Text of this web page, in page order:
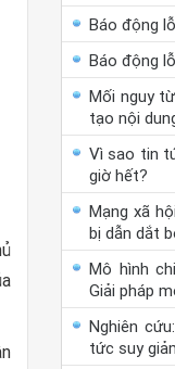
Báo động
Báo động
Mối nguy
tạo nội
Vì sao tin
giờ hết?
Mạng xã
bị dẫn dắt
Mô hình
Giải pháp
Nghiên
tức suy